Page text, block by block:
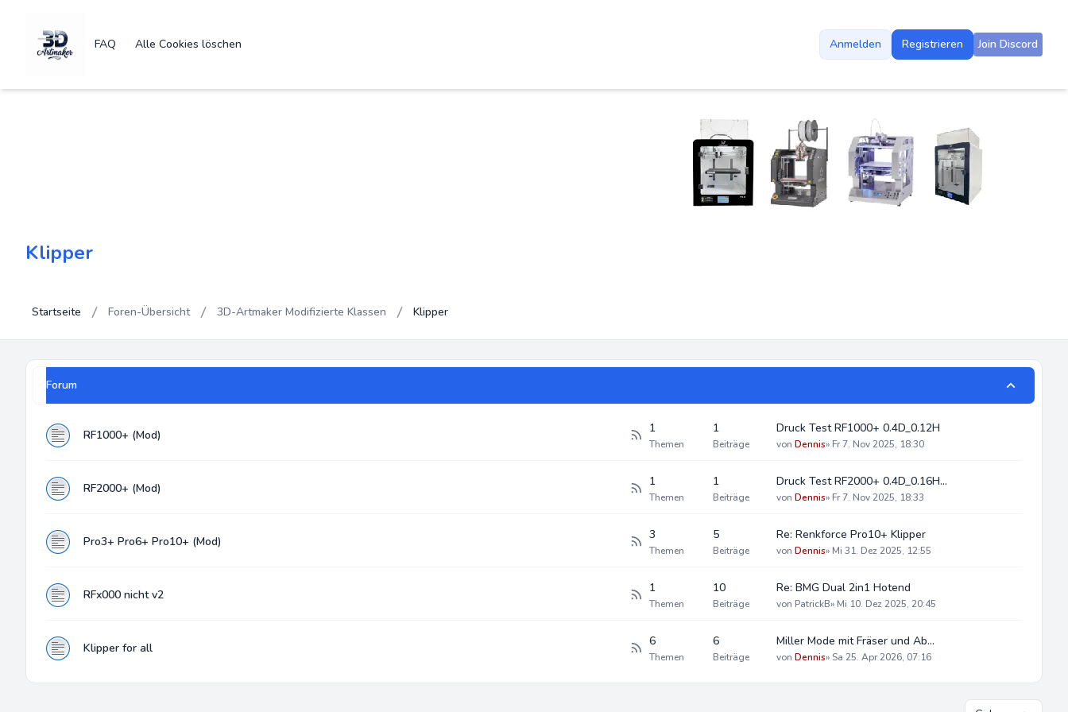
FAQ Alle Cookies löschen Anmelden Registrieren Join Discord
Klipper
Startseite Foren-Übersicht 3D-Artmaker Modifizierte Klassen Klipper
Forum
RF1000+ (Mod) 1
Themen
1
Beiträge
Druck Test RF1000+ 0.4D_0.12H
von Dennis» Fr 7. Nov 2025, 18:30
RF2000+ (Mod) 1
Themen
1
Beiträge
Druck Test RF2000+ 0.4D_0.16H…
von Dennis» Fr 7. Nov 2025, 18:33
Pro3+ Pro6+ Pro10+ (Mod) 3
Themen
5
Beiträge
Re: Renkforce Pro10+ Klipper
von Dennis» Mi 31. Dez 2025, 12:55
RFx000 nicht v2 1
Themen
10
Beiträge
Re: BMG Dual 2in1 Hotend
von PatrickB» Mi 10. Dez 2025, 20:45
Klipper for all 6
Themen
6
Beiträge
Miller Mode mit Fräser und Ab…
von Dennis»Sa 25. Apr 2026, 07:16